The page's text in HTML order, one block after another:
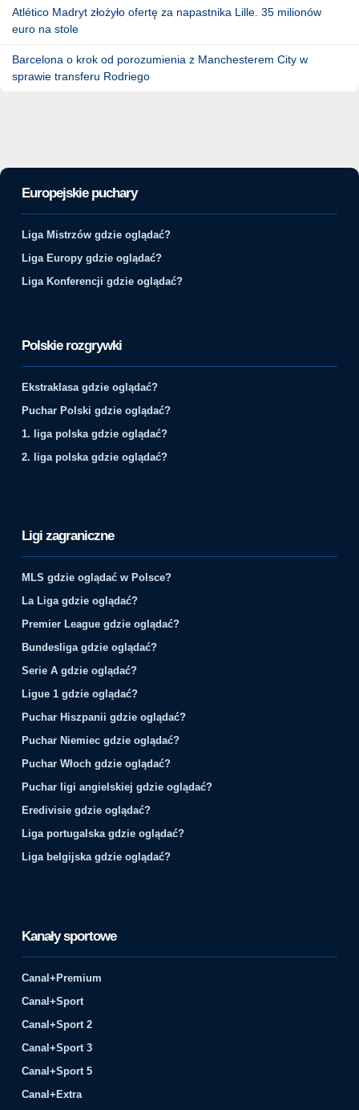
Atlético Madryt złożyło ofertę za napastnika Lille. 35 milionów
euro na stole
Barcelona o krok od porozumienia z Manchesterem City w
sprawie transferu Rodriego
Europejskie puchary
Liga Mistrzów gdzie oglądać?
Liga Europy gdzie oglądać?
Liga Konferencji gdzie oglądać?
Polskie rozgrywki
Ekstraklasa gdzie oglądać?
Puchar Polski gdzie oglądać?
1. liga polska gdzie oglądać?
2. liga polska gdzie oglądać?
Ligi zagraniczne
MLS gdzie oglądać w Polsce?
La Liga gdzie oglądać?
Premier League gdzie oglądać?
Bundesliga gdzie oglądać?
Serie A gdzie oglądać?
Ligue 1 gdzie oglądać?
Puchar Hiszpanii gdzie oglądać?
Puchar Niemiec gdzie oglądać?
Puchar Włoch gdzie oglądać?
Puchar ligi angielskiej gdzie oglądać?
Eredivisie gdzie oglądać?
Liga portugalska gdzie oglądać?
Liga belgijska gdzie oglądać?
Kanały sportowe
Canal+Premium
Canal+Sport
Canal+Sport 2
Canal+Sport 3
Canal+Sport 5
Canal+Extra